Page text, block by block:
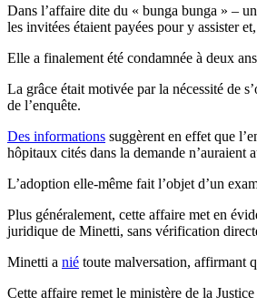
Dans l’affaire dite du « bunga bunga » –
les invitées étaient payées pour y assister
Elle a finalement été condamnée à deux
La grâce était motivée par la nécessité de
de l’enquête.
Des informations suggèrent en effet que
hôpitaux cités dans la demande n’auraient
L’adoption elle-même fait l’objet d’un
Plus généralement, cette affaire met en
juridique de Minetti, sans vérification
Minetti a nié toute malversation, affirmant
Cette affaire remet le ministère de la